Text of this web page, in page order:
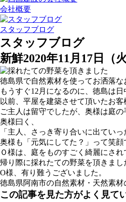
会社概要
スタッフブログ
スタッフブログ
新鮮2020年11月17日（火
徳島県で自然素材を使ってお洒落
もうすぐ12月になるのに、徳島は
以前、平屋を建築させて頂いたお
ご主人は留守でしたが、奥様は庭の
奥様曰く、
「主人、さっき寄り合いに出てい
奥様も「元気にしてた？」って笑顔
Ｏ様は、庭をものすごく綺麗にさ
帰り際に採れたての野菜を頂きまし
O様、有り難うございました。
徳島県阿南市の自然素材・天然素材
この記事を見た方がよく見て